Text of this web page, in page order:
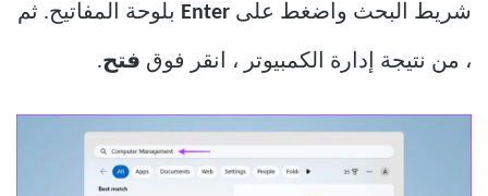
شريط البحث واضغط على Enter بلوحة المفاتيح. ثم
، من نتيجة إدارة الكمبيوتر ، انقر فوق فتح.